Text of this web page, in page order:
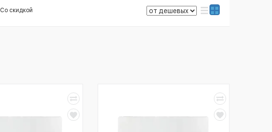
Со скидкой